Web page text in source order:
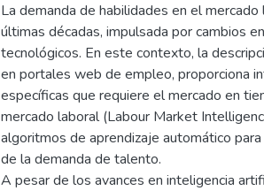
La demanda de habilidades en el
últimas décadas, impulsada por cambios
tecnológicos. En este contexto, la
en portales web de empleo, proporciona
específicas que requiere el mercado en
mercado laboral (Labour Market
algoritmos de aprendizaje automático
de la demanda de talento.
A pesar de los avances en inteligencia